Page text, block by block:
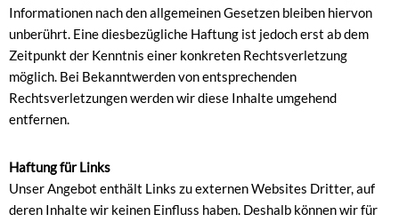
Informationen nach den allgemeinen Gesetzen bleiben hiervon
unberührt. Eine diesbezügliche Haftung ist jedoch erst ab dem
Zeitpunkt der Kenntnis einer konkreten Rechtsverletzung
möglich. Bei Bekanntwerden von entsprechenden
Rechtsverletzungen werden wir diese Inhalte umgehend
entfernen.
Haftung für Links
Unser Angebot enthält Links zu externen Websites Dritter, auf
deren Inhalte wir keinen Einfluss haben. Deshalb können wir für